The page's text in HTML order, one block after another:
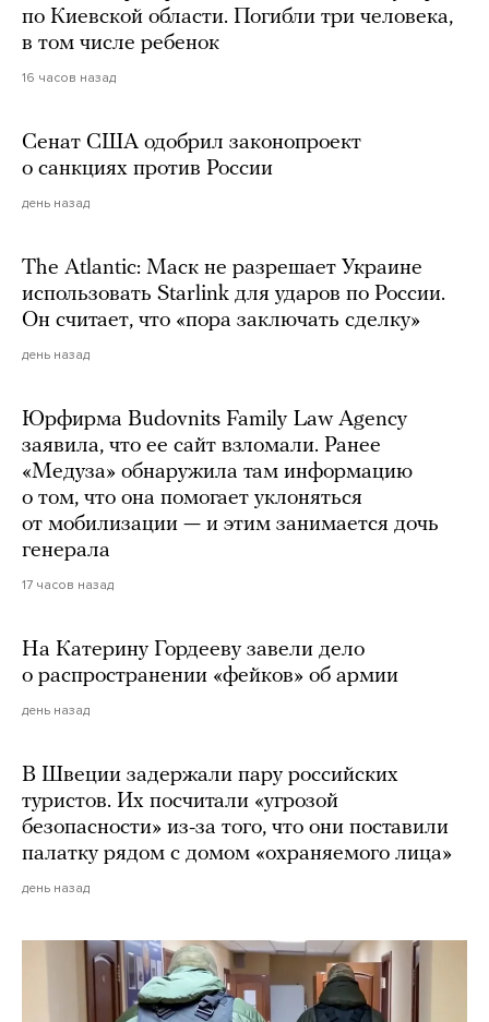
по Киевской области. Погибли три человека,
в том числе ребенок
16 часов назад
Сенат США одобрил законопроект
о санкциях против России
день назад
The Atlantic: Маск не разрешает Украине
использовать Starlink для ударов по России.
Он считает, что «пора заключать сделку»
день назад
Юрфирма Budovnits Family Law Agency
заявила, что ее сайт взломали. Ранее
«Медуза» обнаружила там информацию
о том, что она помогает уклоняться
от мобилизации — и этим занимается дочь
генерала
17 часов назад
На Катерину Гордееву завели дело
о распространении «фейков» об армии
день назад
В Швеции задержали пару российских
туристов. Их посчитали «угрозой
безопасности» из-за того, что они поставили
палатку рядом с домом «охраняемого лица»
день назад